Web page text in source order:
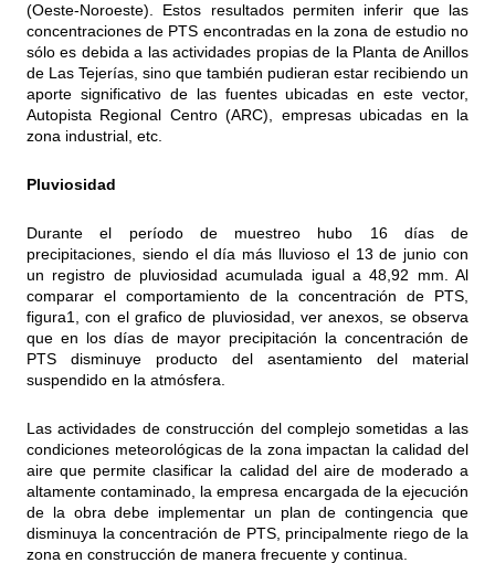
(Oeste-Noroeste). Estos resultados permiten inferir que las
concentraciones de PTS encontradas en la zona de estudio no
sólo es debida a las actividades propias de la Planta de Anillos
de Las Tejerías, sino que también pudieran estar recibiendo un
aporte significativo de las fuentes ubicadas en este vector,
Autopista Regional Centro (ARC), empresas ubicadas en la
zona industrial, etc.
Pluviosidad
Durante el período de muestreo hubo 16 días de
precipitaciones, siendo el día más lluvioso el 13 de junio con
un registro de pluviosidad acumulada igual a 48,92 mm. Al
comparar el comportamiento de la concentración de PTS,
figura1, con el grafico de pluviosidad, ver anexos, se observa
que en los días de mayor precipitación la concentración de
PTS disminuye producto del asentamiento del material
suspendido en la atmósfera.
Las actividades de construcción del complejo sometidas a las
condiciones meteorológicas de la zona impactan la calidad del
aire que permite clasificar la calidad del aire de moderado a
altamente contaminado, la empresa encargada de la ejecución
de la obra debe implementar un plan de contingencia que
disminuya la concentración de PTS, principalmente riego de la
zona en construcción de manera frecuente y continua.